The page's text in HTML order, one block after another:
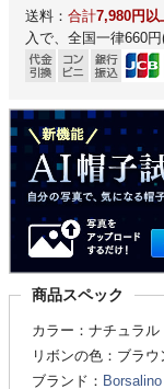
送料： 合計7,980円以
入で、全国一律660円(
商品スペック
カラー：ナチュラル
リボンの色：ブラウ
ブランド：